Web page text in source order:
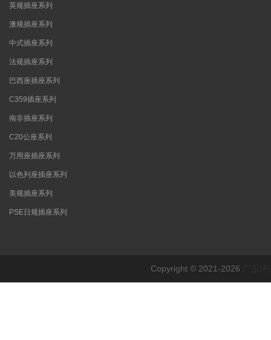
英规插座系列
澳规插座系列
中式插座系列
法规插座系列
巴西座插座系列
C359插座系列
南非插座系列
C20公座系列
万用座插座系列
以色列座插座系列
美规插座系列
PSE日规插座系列
Copyright © 2021-2026